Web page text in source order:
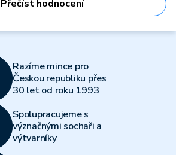
Přečíst hodnocení
Razíme mince pro
Českou republiku přes
30 let od roku 1993
Spolupracujeme s
význačnými sochaři a
výtvarníky